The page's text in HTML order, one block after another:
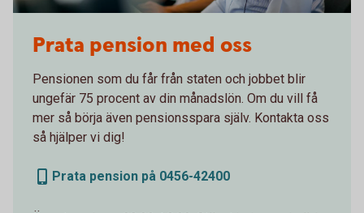
Prata pension med oss
Pensionen som du får från staten och jobbet blir
ungefär 75 procent av din månadslön. Om du vill få
mer så börja även pensionsspara själv. Kontakta oss
så hjälper vi dig!
Prata pension på 0456-42400